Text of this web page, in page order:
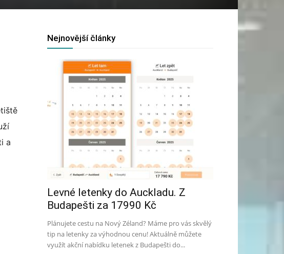
a
Nejnovější články
Levné letenky do Auckladu. Z
Budapešti za 17990 Kč
Plánujete cestu na Nový Zéland? Máme pro vás skvělý
tip na letenky za výhodnou cenu! Aktuálně můžete
využít akční nabídku letenek z Budapešti do...